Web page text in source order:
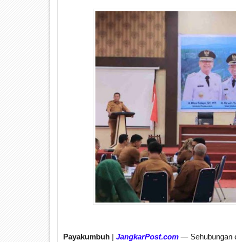
Payakumbuh | JangkarPost.com — Sehubungan